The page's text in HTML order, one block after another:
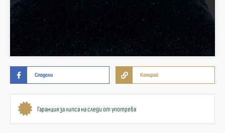
Сподели Копирай
Гаранция за липса на следи от употреба